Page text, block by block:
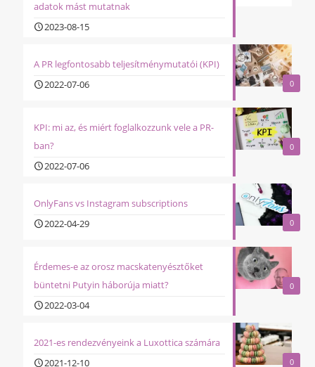
adatok mást mutatnak
2023-08-15
0
A PR legfontosabb teljesítménymutatói (KPI)
2022-07-06
0
KPI: mi az, és miért foglalkozzunk vele a PR-
ban?
2022-07-06
0
OnlyFans vs Instagram subscriptions
2022-04-29
0
Érdemes-e az orosz macskatenyésztőket
büntetni Putyin háborúja miatt?
2022-03-04
0
2021-es rendezvényeink a Luxottica számára
2021-12-10